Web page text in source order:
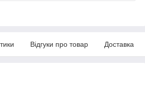
Відгуки про товар Доставка